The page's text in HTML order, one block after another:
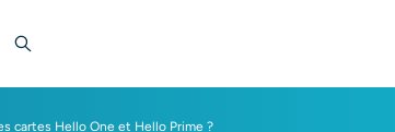
Posez votre question
cartes Hello One et Hello Prime ?